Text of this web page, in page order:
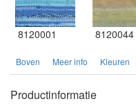
8120001 8120044
Boven Meer info Kleuren
Productinformatie